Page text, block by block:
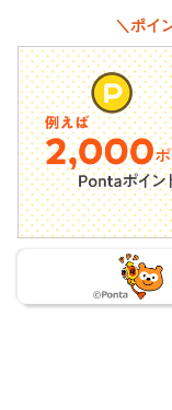
＼ポイ